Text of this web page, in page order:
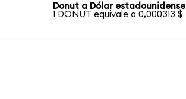
Donut a Dólar estadounidense
1 DONUT equivale a 0,000313 $